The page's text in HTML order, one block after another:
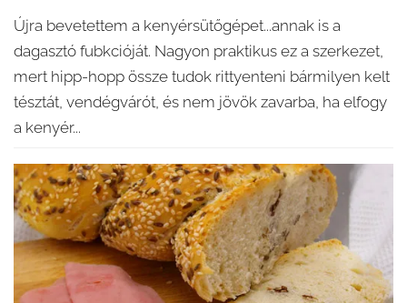
Újra bevetettem a kenyérsütőgépet...annak is a
dagasztó fubkcióját. Nagyon praktikus ez a szerkezet,
mert hipp-hopp össze tudok rittyenteni bármilyen kelt
tésztát, vendégvárót, és nem jövök zavarba, ha elfogy
a kenyér...